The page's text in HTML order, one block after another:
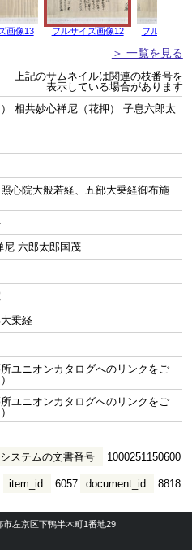
画像13 フルサイズ画像12 フルサイズ
＞ 一覧を見る
上記のサムネイルは関連の枝番号を
表示している場合があります
相共妙心禅尼（花押） 子息六郎太
心院大般若経、五部大乗経御布施
尼 六郎太郎国茂
乗経
所ユニオンカタログへのリンクをご
所ユニオンカタログへのリンクをご
ステムの文書番号 1000251150600
document_id 8818
item_id 6057
市左京区下鴨半木町1番地29